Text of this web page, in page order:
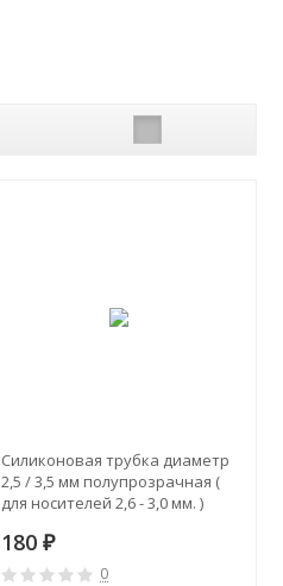
Силиконовая трубка диаметр
2,5 / 3,5 мм полупрозрачная (
для носителей 2,6 - 3,0 мм. )
180 ₽
0